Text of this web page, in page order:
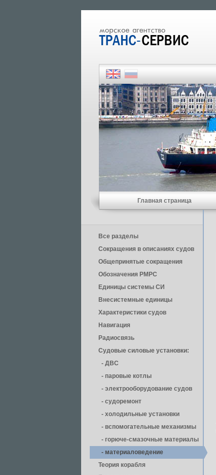
Главная страница
Все разделы
Сокращения в описаниях судов
Общепринятые сокращения
Обозначения РМРС
Единицы cистемы СИ
Внесистемные единицы
Характеристики судов
Навигация
Радиосвязь
Судовые силовые установки:
- ДВС
- паровые котлы
- электрооборудование судов
- cудоремонт
- холодильные установки
- вспомогательные механизмы
- горюче-смазочные материалы
- материаловедение
Теория корабля